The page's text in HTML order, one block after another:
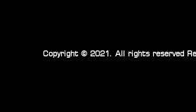
Copyright © 2021. All rights reserved